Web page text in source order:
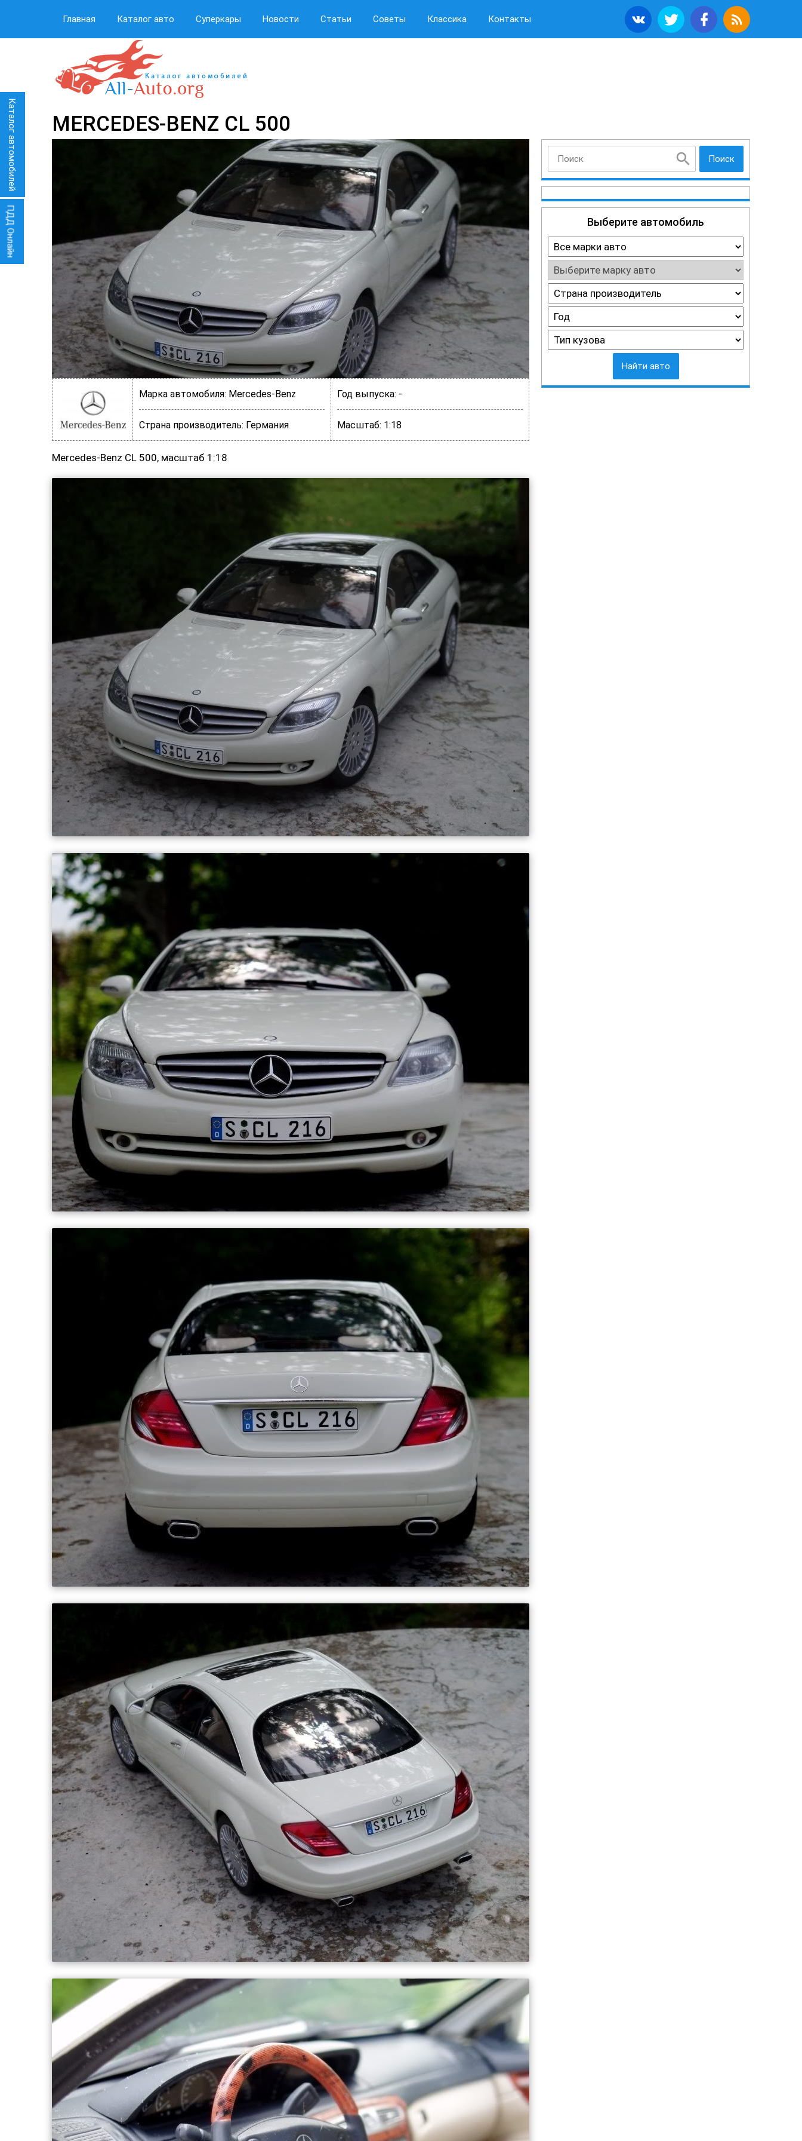
Главная Каталог авто Суперкары Новости Статьи Советы Классика Контакты
MERCEDES-BENZ CL 500
Поиск
Выберите автомобиль
Найти авто
Марка автомобиля: Mercedes-Benz
Страна производитель: Германия
Год выпуска: -
Масштаб: 1:18
Mercedes-Benz CL 500, масштаб 1:18
Каталог автомобилей
ПДД Онлайн